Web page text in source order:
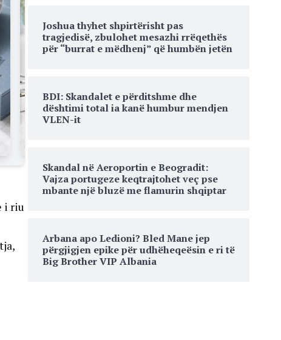
i riu
Joshua thyhet shpirtërisht pas
tragjedisë, zbulohet mesazhi rrëqethës
për “burrat e mëdhenj” që humbën jetën
BDI: Skandalet e përditshme dhe
dështimi total ia kanë humbur mendjen
VLEN-it
Skandal në Aeroportin e Beogradit:
Vajza portugeze keqtrajtohet veç pse
mbante një bluzë me flamurin shqiptar
Arbana apo Ledioni? Bled Mane jep
përgjigjen epike për udhëheqeësin e ri të
Big Brother VIP Albania